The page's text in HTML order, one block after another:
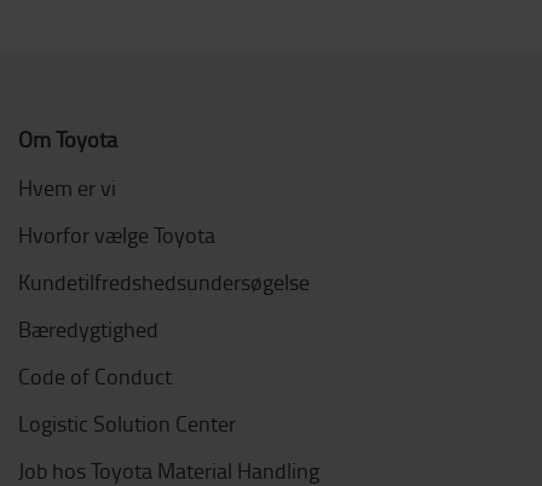
Om Toyota
Hvem er vi
Hvorfor vælge Toyota
Kundetilfredshedsundersøgelse
Bæredygtighed
Code of Conduct
Logistic Solution Center
Job hos Toyota Material Handling